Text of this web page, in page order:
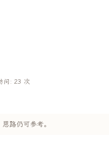
问: 23 次
路仍可参考。